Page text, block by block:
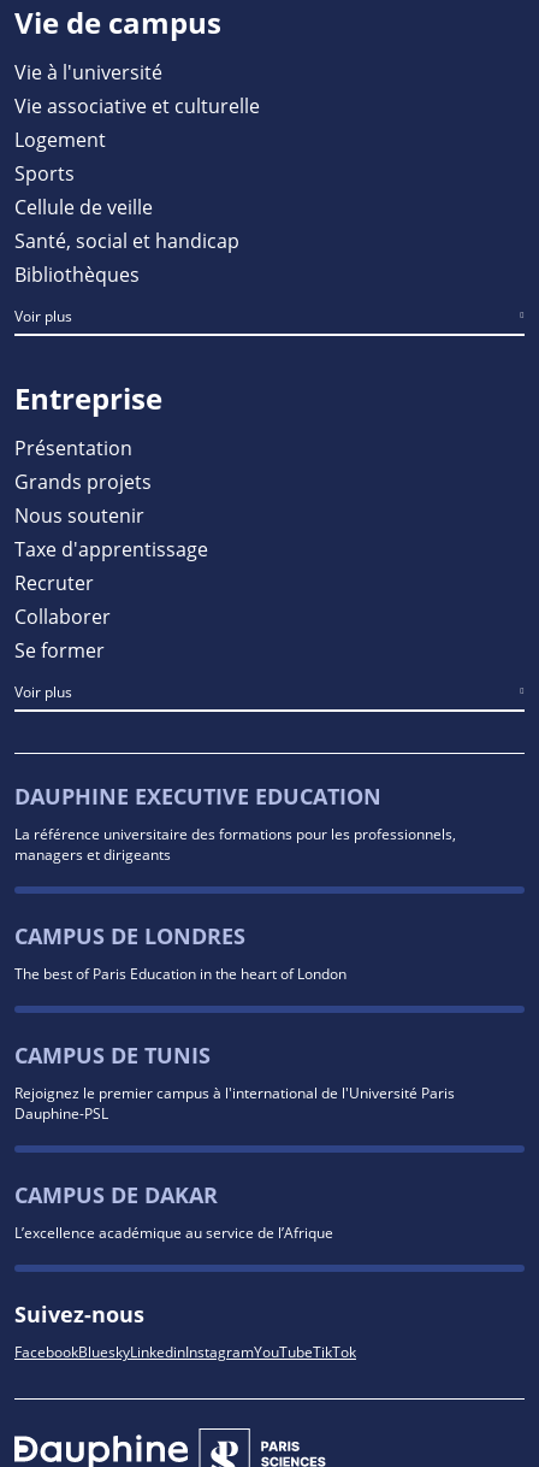
Vie de campus
Vie à l'université
Vie associative et culturelle
Logement
Sports
Cellule de veille
Santé, social et handicap
Bibliothèques
Voir plus
Entreprise
Présentation
Grands projets
Nous soutenir
Taxe d'apprentissage
Recruter
Collaborer
Se former
Voir plus
DAUPHINE EXECUTIVE EDUCATION
La référence universitaire des formations pour les professionnels,
managers et dirigeants
CAMPUS DE LONDRES
The best of Paris Education in the heart of London
CAMPUS DE TUNIS
Rejoignez le premier campus à l'international de l'Université Paris
Dauphine-PSL
CAMPUS DE DAKAR
L’excellence académique au service de l’Afrique
Suivez-nous
FacebookBlueskyLinkedinInstagramYouTubeTikTok